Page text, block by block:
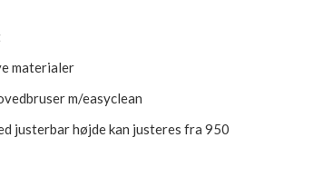
materialer
m/easyclean
justerbar højde kan justeres fra 950